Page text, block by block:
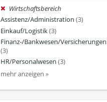
Wirtschaftsbereich
Assistenz/Administration (3)
Einkauf/Logistik(3)
Finanz-/Bankwesen/Versicherungen
(3)
HR/Personalwesen (3)
mehr anzeigen »